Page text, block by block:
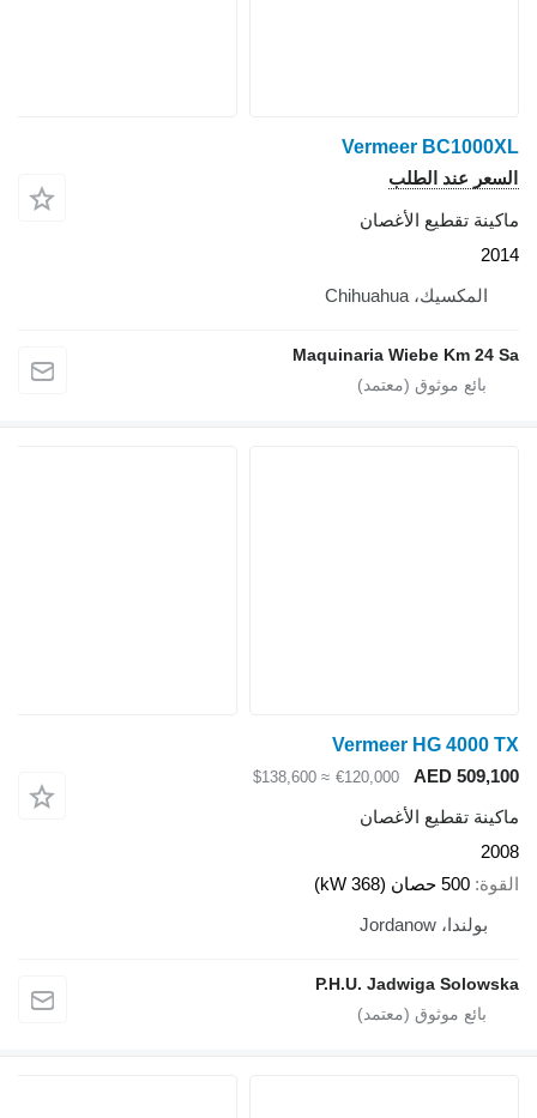
Vermeer
عند الطلب
تقطيع الأغصان
المكسيك، Chihuahua
Maquinaria Wiebe Km 24
Vermeer HG 4000
AED
€120,000
≈ $138,600
تقطيع الأغصان
500 حصان (368 kW)
بولندا، Jordanow
P.H.U. Jadwiga